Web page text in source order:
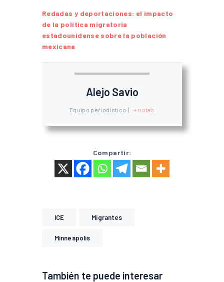
Redadas y deportaciones: el impacto
de la política migratoria
estadounidense sobre la población
mexicana
Alejo Savio
Equipo periodístico | + notas
Compartir:
ICE Migrantes
Minneapolis
También te puede interesar